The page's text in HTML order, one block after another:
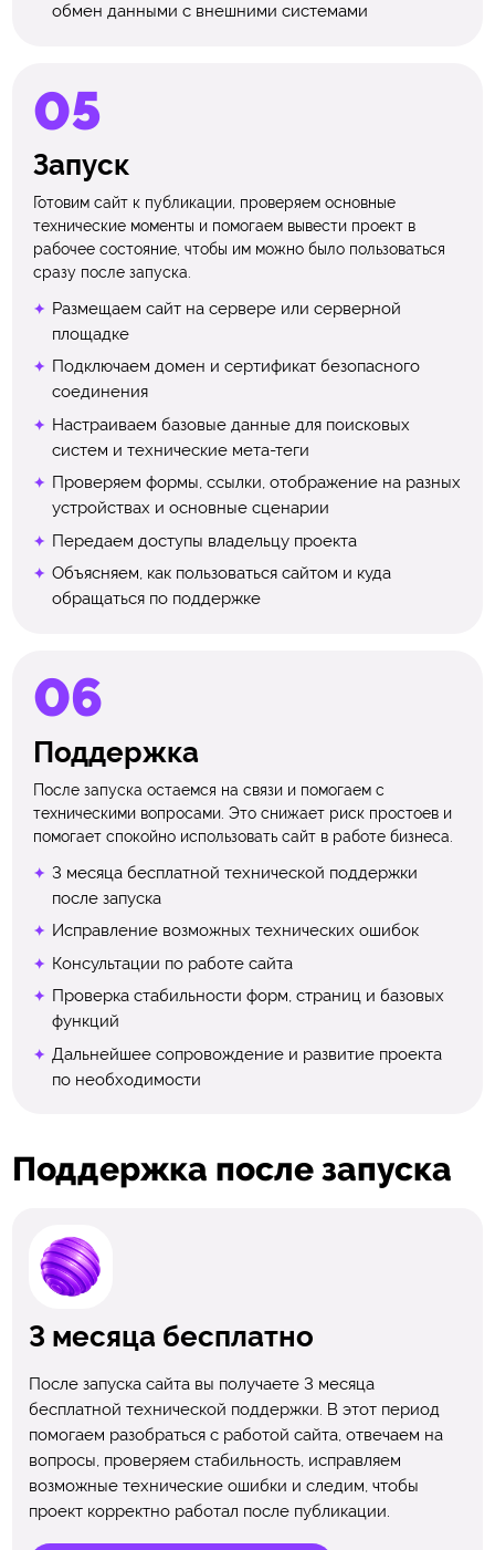
обмен данными с внешними системами
Запуск
Готовим сайт к публикации, проверяем основные
технические моменты и помогаем вывести проект в
рабочее состояние, чтобы им можно было пользоваться
сразу после запуска.
Размещаем сайт на сервере или серверной
площадке
Подключаем домен и сертификат безопасного
соединения
Настраиваем базовые данные для поисковых
систем и технические мета-теги
Проверяем формы, ссылки, отображение на разных
устройствах и основные сценарии
Передаем доступы владельцу проекта
Объясняем, как пользоваться сайтом и куда
обращаться по поддержке
Поддержка
После запуска остаемся на связи и помогаем с
техническими вопросами. Это снижает риск простоев и
помогает спокойно использовать сайт в работе бизнеса.
3 месяца бесплатной технической поддержки
после запуска
Исправление возможных технических ошибок
Консультации по работе сайта
Проверка стабильности форм, страниц и базовых
функций
Дальнейшее сопровождение и развитие проекта
по необходимости
Поддержка после запуска
3 месяца бесплатно
После запуска сайта вы получаете 3 месяца
бесплатной технической поддержки. В этот период
помогаем разобраться с работой сайта, отвечаем на
вопросы, проверяем стабильность, исправляем
возможные технические ошибки и следим, чтобы
проект корректно работал после публикации.